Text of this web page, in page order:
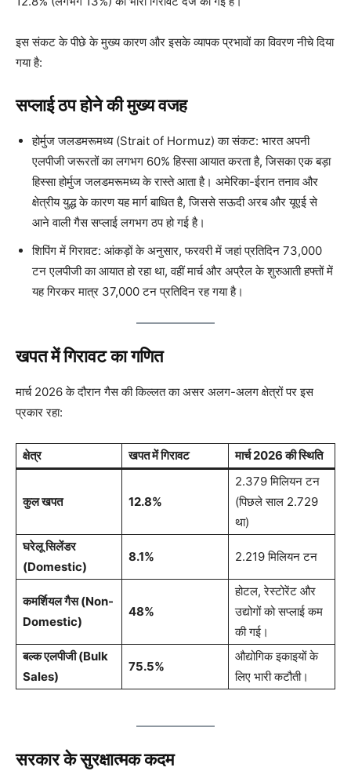
इस संकट के पीछे के मुख्य कारण और इसके व्यापक प्रभावों का विवरण नीचे दिया
गया है:
सप्लाई ठप होने की मुख्य वजह
होर्मुज जलडमरूमध्य (Strait of Hormuz) का संकट: भारत अपनी
एलपीजी जरूरतों का लगभग 60% हिस्सा आयात करता है, जिसका एक बड़ा
हिस्सा होर्मुज जलडमरूमध्य के रास्ते आता है। अमेरिका-ईरान तनाव और
क्षेत्रीय युद्ध के कारण यह मार्ग बाधित है, जिससे सऊदी अरब और यूएई से
आने वाली गैस सप्लाई लगभग ठप हो गई है।
शिपिंग में गिरावट: आंकड़ों के अनुसार, फरवरी में जहां प्रतिदिन 73,000
टन एलपीजी का आयात हो रहा था, वहीं मार्च और अप्रैल के शुरुआती हफ्तों में
यह गिरकर मात्र 37,000 टन प्रतिदिन रह गया है।
खपत में गिरावट का गणित
मार्च 2026 के दौरान गैस की किल्लत का असर अलग-अलग क्षेत्रों पर इस
प्रकार रहा:
क्षेत्र खपत में गिरावट मार्च 2026 की स्थिति
कुल खपत 12.8%
2.379 मिलियन टन
(पिछले साल 2.729
था)
घरेलू सिलेंडर
(Domestic)
8.1% 2.219 मिलियन टन
कमर्शियल गैस (Non-
Domestic)
48%
होटल, रेस्टोरेंट और
उद्योगों को सप्लाई कम
की गई।
बल्क एलपीजी (Bulk
Sales)
75.5%
औद्योगिक इकाइयों के
लिए भारी कटौती।
सरकार के सुरक्षात्मक कदम